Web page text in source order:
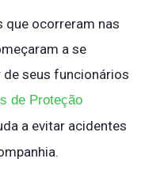
que ocorreram nas
a se
seus funcionários
de Proteção
a evitar acidentes